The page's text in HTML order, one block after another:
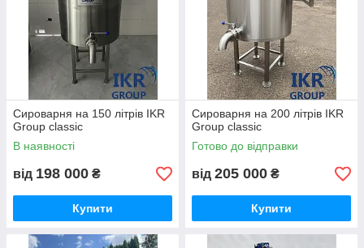
Сироварня на 150 літрів IKR
Group classic
В наявності
від 198 000 ₴
Купити
Сироварня на 200 літрів IKR
Group classic
Готово до відправки
від 205 000 ₴
Купити